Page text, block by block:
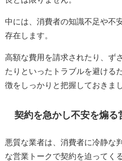
中には、消費者の知識不足や不
存在します。
高額な費用を請求されたり、ず
たりといったトラブルを避ける
徴をしっかりと把握しておきま
契約を急かし不安を煽る
悪質な業者は、消費者に冷静な
な営業トークで契約を迫ってく